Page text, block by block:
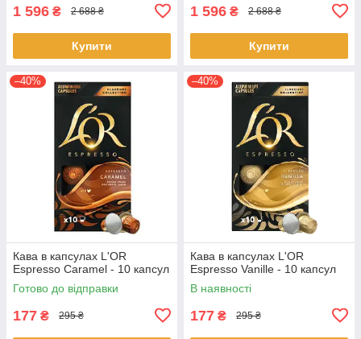
1 596 ₴ 2 688 ₴
Купити
1 596 ₴ 2 688 ₴
Купити
–40%
Кава в капсулах L'OR
Espresso Caramel - 10 капсул
Готово до відправки
177 ₴ 295 ₴
–40%
Кава в капсулах L'OR
Espresso Vanille - 10 капсул
В наявності
177 ₴ 295 ₴